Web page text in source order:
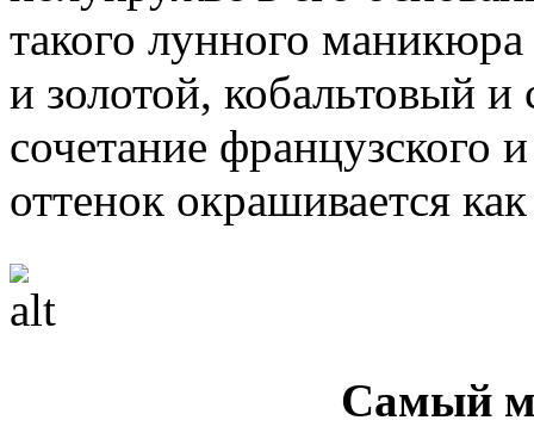
такого лунного
и золотой, кобальтовый
сочетание французского
оттенок окрашивается
Самый